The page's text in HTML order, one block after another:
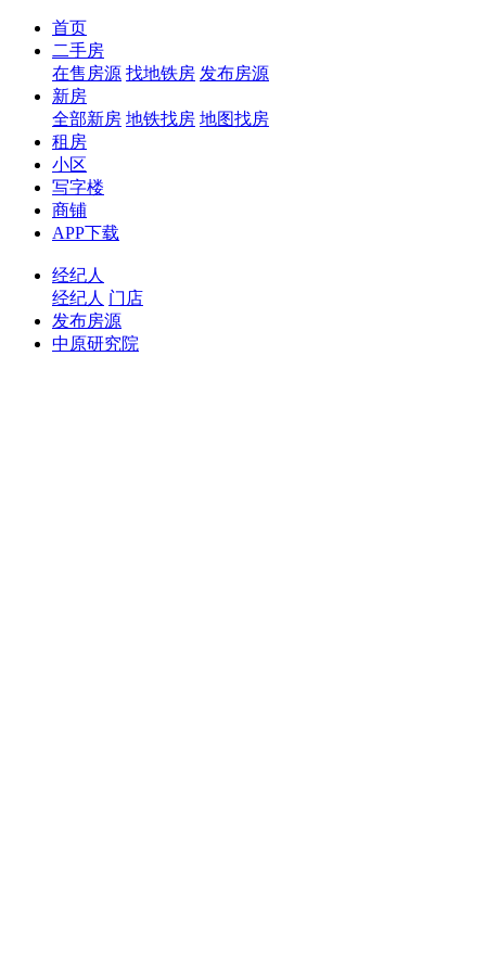
首页
二手房
在售房源 找地铁房 发布房源
新房
全部新房 地铁找房 地图找房
租房
小区
写字楼
商铺
APP下载
经纪人
经纪人 门店
发布房源
中原研究院